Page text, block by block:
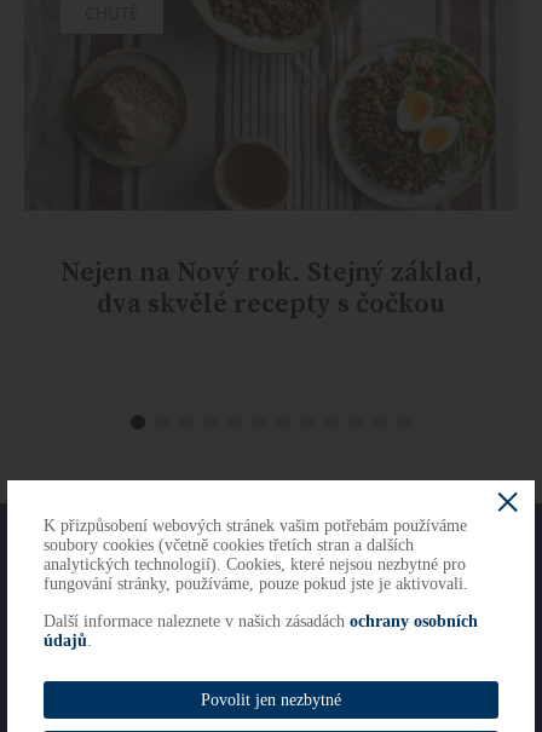
Nejen na Nový rok. Stejný základ,
dva skvělé recepty s čočkou
O NÁS KONTAKTY
Copyright 2026
Imprint
Whistleblowing
K přizpůsobení webových stránek vašim potřebám používáme
soubory cookies (včetně cookies třetích stran a dalších
analytických technologií). Cookies, které nejsou nezbytné pro
fungování stránky, používáme, pouze pokud jste je aktivovali.
Další informace naleznete v našich zásadách ochrany osobních
údajů.
Povolit jen nezbytné